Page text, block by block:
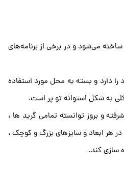
مواد کربنی
می‌شود و در برخی از برنامه‌های
دارد و بسته به محل مورد استفاده
به شکل استوانه تو پر است.
و بروز توانسته تمامی گرید ها ،
هر ابعاد و سایزهای بزرگ و کوچک ،
سازی کند.